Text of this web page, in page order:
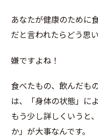
あなたが健康のために
だと言われたらどう思
嫌ですよね！
食べたもの、飲んだも
は、「身体の状態」に
もう少し詳しくいうと
か」が大事なんです。